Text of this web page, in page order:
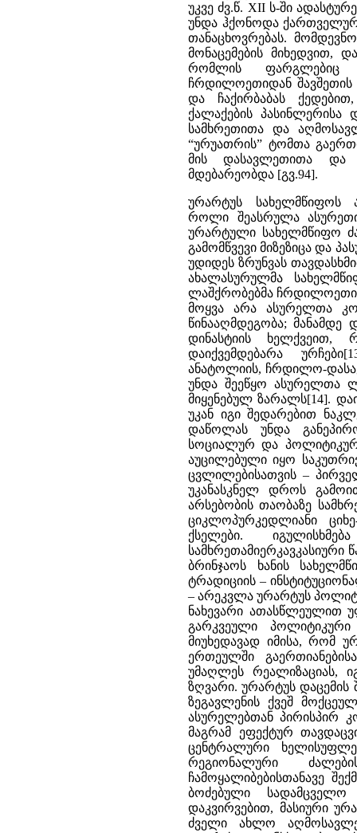
უკვე ძვ.წ. XII ს-ში
უნდა ჰქონოდა
თანაცხოვრებას.
მონაცემების მიხედვით,
რომლის ფარგლებიც
ჩრდილოეთიდან შავშეთის
და ჩაქირბაბას
ქალაქების პასინლერისა
სამხრეთითა და
“ურუათრის” ტომთა
მის დასავლეთითა და
მდებარეობდა [გვ.94].
ურარტუს სახელმწიფოს
როლი შეასრულა
ურარტული სახელმწიფო
გამომწვევი მიზეზიცა და
უდიდეს ზრუნვას
ახალასურულმა
ლაშქრობებმა
მოყვა არა ასურელთა
წინააღმდეგობა; მანამდე
დინასტიის
დაიქვემდებარა
ანატოლიის, ჩრდილო-
უნდა შეეწყო ასურელთა
მიყენებულ ზარალს[14].
უკან იგი შედარებით
დაწოლას უნდა
სოციალურ და პოლიტიკურ
აუცილებული იყო
ცვლილებისათვის –
უკანასკნელ დროს
არსებობის თაობაზე
ციკლოპურკედლიანი
ქსელები.
სამხრეთამიერკავკასიური
ბრინჯაოს ხანის
ტრადიციის –
– არეკვლა ურარტუს
ნახევარი ათასწლეულით
გარკვეული
მიუხედავად იმისა, რომ
ერთეულში
უმაღლეს რეალიზაციას,
ზღვარი. ურარტუს დაცემის
ზეგავლენის ქვეშ
ასურელებთან პირისპირ
მაგრამ ეფექტურ
ცენტრალური
რეგიონალური
ჩამოყალიბებისთანავე
ბოძებული
დაკვირვებით, მასიური
ძველი ახლო